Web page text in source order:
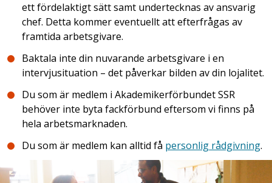
ett fördelaktigt sätt samt undertecknas av ansvarig
chef. Detta kommer eventuellt att efterfrågas av
framtida arbetsgivare.
Baktala inte din nuvarande arbetsgivare i en
intervjusituation – det påverkar bilden av din lojalitet.
Du som är medlem i Akademikerförbundet SSR
behöver inte byta fackförbund eftersom vi finns på
hela arbetsmarknaden.
Du som är medlem kan alltid få personlig rådgivning.